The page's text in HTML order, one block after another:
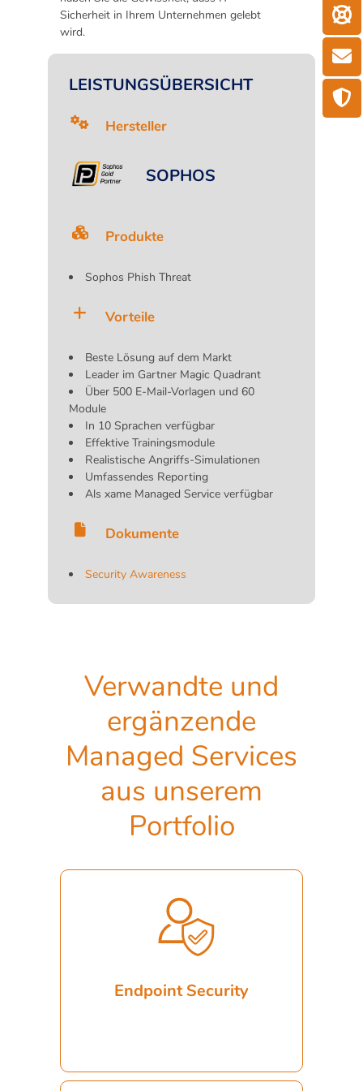
Sicherheit in Ihrem Unternehmen gelebt
wird.
LEISTUNGSÜBERSICHT
Hersteller
SOPHOS
Produkte
Sophos Phish Threat
Vorteile
Beste Lösung auf dem Markt
Leader im Gartner Magic Quadrant
Über 500 E-Mail-Vorlagen und 60
Module
In 10 Sprachen verfügbar
Effektive Trainingsmodule
Realistische Angriffs-Simulationen
Umfassendes Reporting
Als xame Managed Service verfügbar
Dokumente
Security Awareness
Verwandte und
ergänzende
Managed Services
aus unserem
Portfolio
Endpoint Security
Schutz vor Bedrohungen, wie Viren,
und
Mehr...